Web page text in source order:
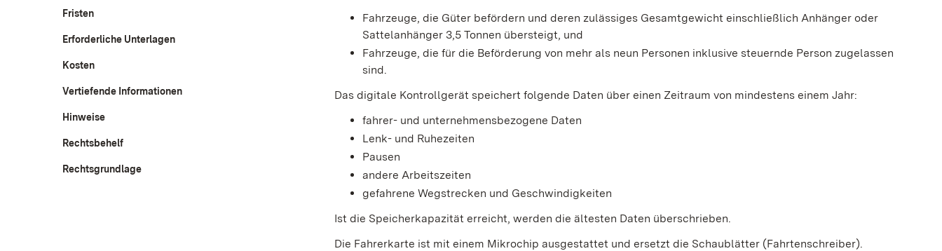
Fristen
Erforderliche Unterlagen
Kosten
Vertiefende Informationen
Hinweise
Rechtsbehelf
Rechtsgrundlage
Fahrzeuge, die Güter befördern und deren zulässiges Gesamtgewicht einschließlich Anhänger oder
Sattelanhänger 3,5 Tonnen übersteigt, und
Fahrzeuge, die für die Beförderung von mehr als neun Personen inklusive steuernde Person zugelassen
sind.
Das digitale Kontrollgerät speichert folgende Daten über einen Zeitraum von mindestens einem Jahr:
fahrer- und unternehmensbezogene Daten
Lenk- und Ruhezeiten
Pausen
andere Arbeitszeiten
gefahrene Wegstrecken und Geschwindigkeiten
Ist die Speicherkapazität erreicht, werden die ältesten Daten überschrieben.
Die Fahrerkarte ist mit einem Mikrochip ausgestattet und ersetzt die Schaublätter (Fahrtenschreiber).